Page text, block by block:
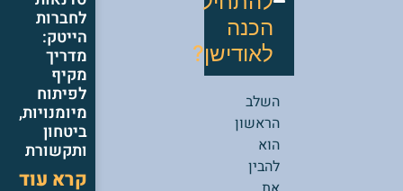
הכנה
לאודישן?
השלב
הראשון
הוא
להבין
לחברות
הייטק:
מדריך
מקיף
לפיתוח
מיומנויות,
ביטחון
ותקשורת
קרא עוד